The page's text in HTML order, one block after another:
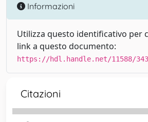
Informazioni
Utilizza questo identificativo per
link a questo documento:
https://hdl.handle.net/11588/
Citazioni